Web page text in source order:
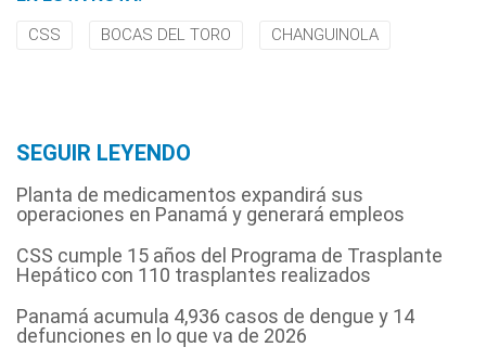
CSS BOCAS DEL TORO CHANGUINOLA
SEGUIR LEYENDO
Planta de medicamentos expandirá sus
operaciones en Panamá y generará empleos
CSS cumple 15 años del Programa de Trasplante
Hepático con 110 trasplantes realizados
Panamá acumula 4,936 casos de dengue y 14
defunciones en lo que va de 2026